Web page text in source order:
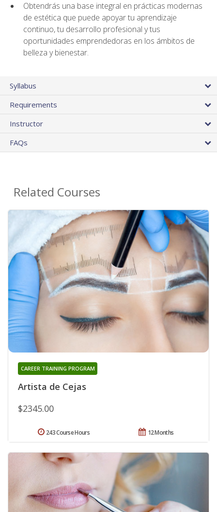
Obtendrás una base integral en prácticas modernas
de estética que puede apoyar tu aprendizaje
continuo, tu desarrollo profesional y tus
oportunidades emprendedoras en los ámbitos de
belleza y bienestar.
Syllabus
Requirements
Instructor
FAQs
Related Courses
Artista de Cejas
CAREER TRAINING PROGRAM
$2345.00
12 Months
243 Course Hours